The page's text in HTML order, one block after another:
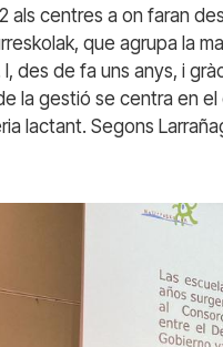
als centres a on faran
que agrupa la
des de fa uns anys, i
la gestió se centra en el
lactant. Segons